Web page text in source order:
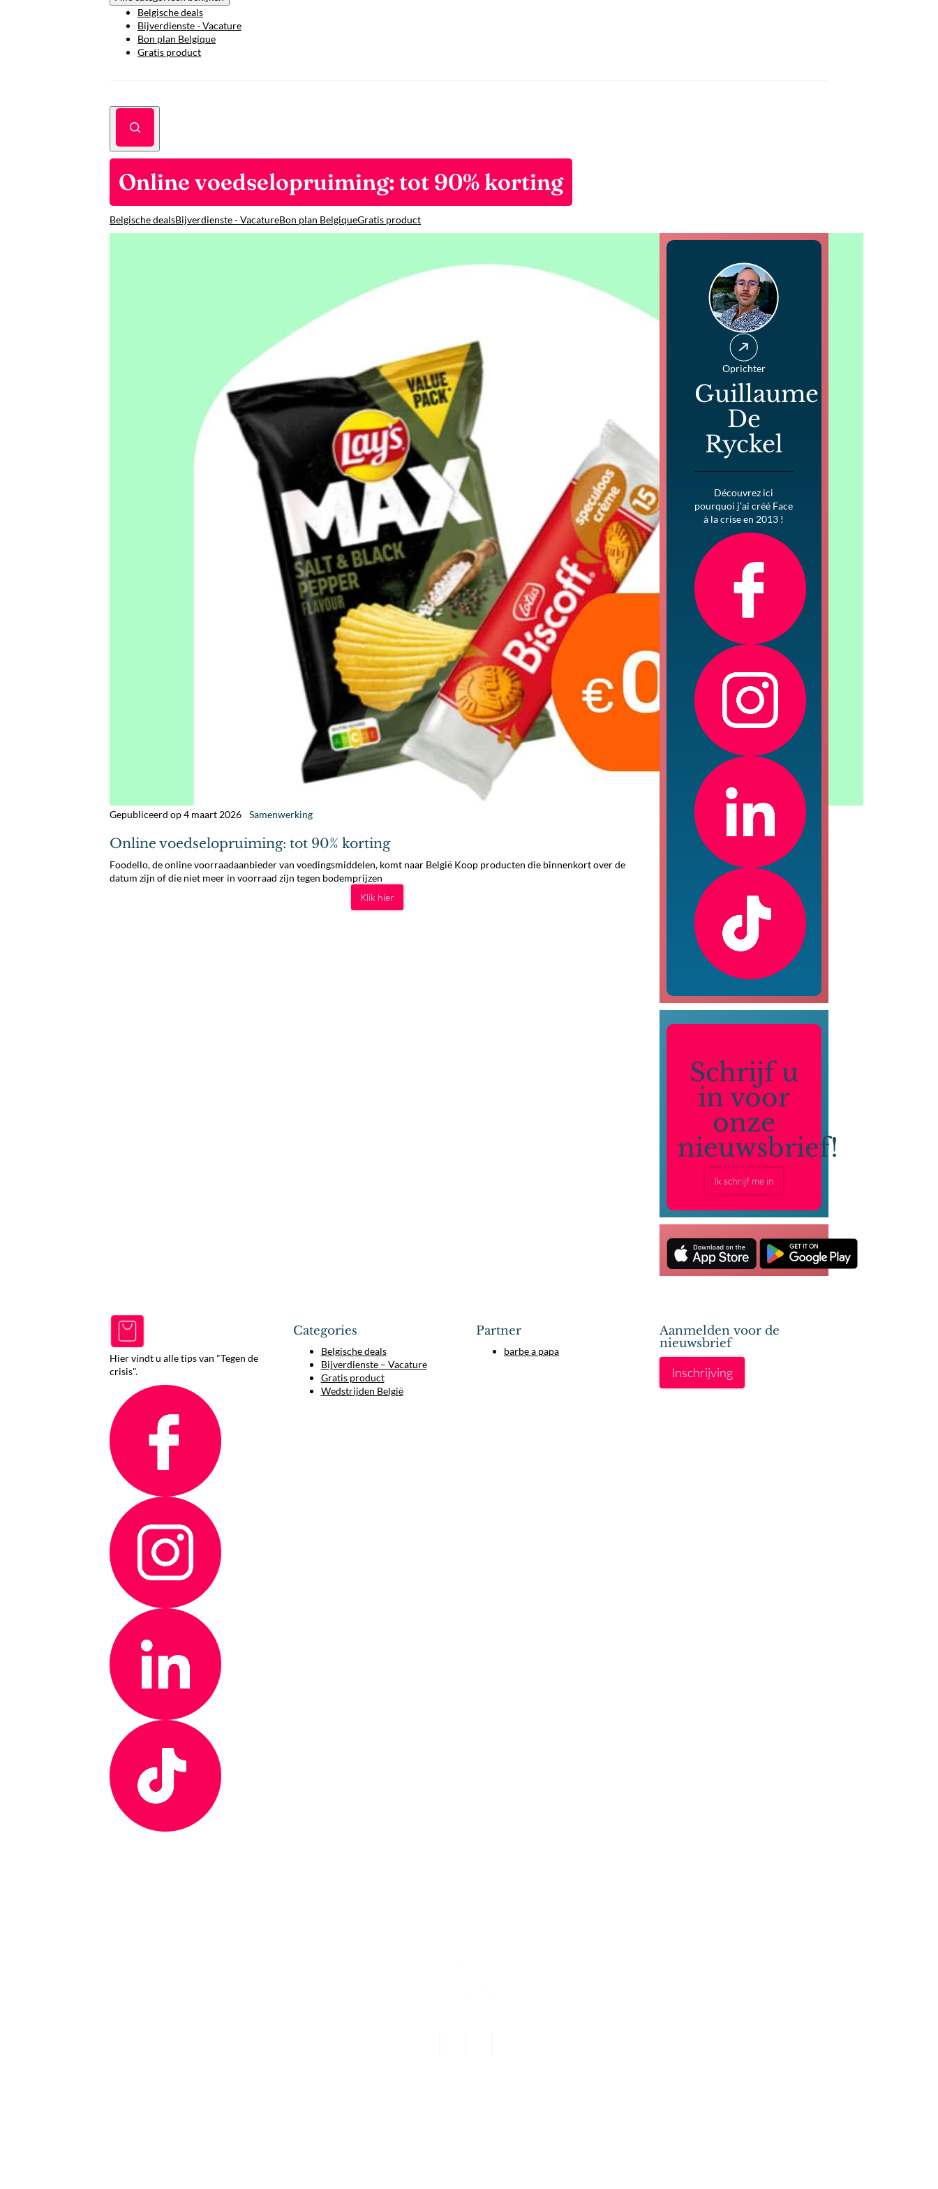
Belgische deals
Bijverdienste - Vacature
Bon plan Belgique
Gratis product
Online voedselopruiming: tot 90% korting
Belgische dealsBijverdienste - VacatureBon plan BelgiqueGratis product
Gepubliceerd op 4 maart 2026 Samenwerking
Online voedselopruiming: tot 90% korting
Foodello, de online voorraadaanbieder van voedingsmiddelen, komt naar België Koop producten die binnenkort over de
datum zijn of die niet meer in voorraad zijn tegen bodemprijzen
Klik hier
Oprichter
Guillaume
De
Ryckel
Découvrez ici
pourquoi j’ai créé Face
à la crise en 2013 !
Schrijf u
in voor
onze
nieuwsbrief!
Ik schrijf me in
Hier vindt u alle tips van "Tegen de
crisis".
Categories
Belgische deals
Bijverdienste – Vacature
Gratis product
Wedstrijden België
Partner
barbe a papa
Aanmelden voor de
nieuwsbrief
Inschrijving